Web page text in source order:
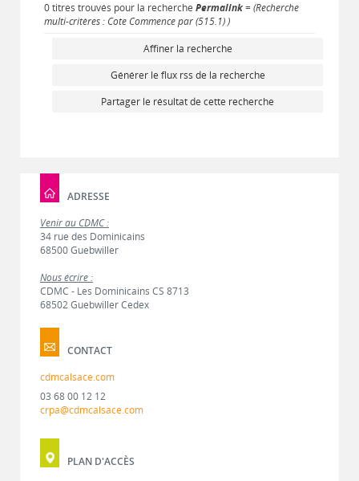
0 titres trouvés pour la recherche Permalink= (Recherche
multi-critères : Cote Commence par (515.1) )
Affiner la recherche
Générer le flux rss de la recherche
Partager le résultat de cette recherche
ADRESSE
Venir au CDMC :
34 rue des Dominicains
68500 Guebwiller
Nous écrire :
CDMC - Les Dominicains CS 8713
68502 Guebwiller Cedex
CONTACT
cdmcalsace.com
03 68 00 12 12
crpa@cdmcalsace.com
PLAN D'ACCÈS